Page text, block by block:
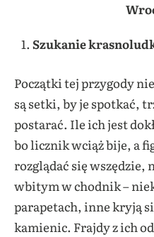
Szukanie
Początki tej przygody
są setki, by je spotkać,
postarać. Ile ich jest
bo licznik wciąż bije, a
rozglądać się wszędzie,
wbitym w chodnik –
parapetach, inne kryją
kamienic. Frajdy z ich